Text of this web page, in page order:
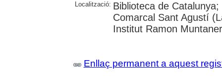
Localització: Biblioteca de
Comarcal Sant Agustí
Institut Ramon
Enllaç permanent a aquest